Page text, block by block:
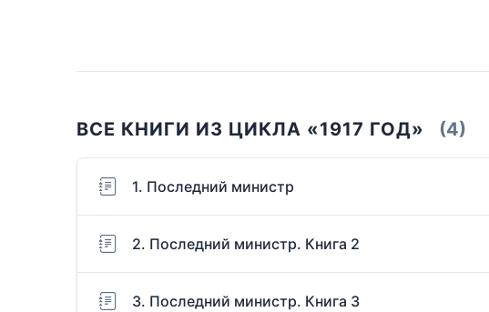
ВСЕ КНИГИ ИЗ ЦИКЛА «1917 ГОД» (4)
1. Последний министр
2. Последний министр. Книга 2
3. Последний министр. Книга 3